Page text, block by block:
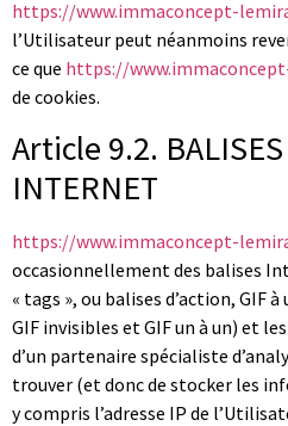
https://www.immaconcept-
l’Utilisateur peut néanmoins
ce que https://
de cookies.
Article 9.2. BALISES
INTERNET
https://www.immaconcept-
occasionnellement des balises
« tags », ou balises d’action, GIF
GIF invisibles et GIF un à un) et
d’un partenaire spécialiste
trouver (et donc de stocker les
y compris l’adresse IP de